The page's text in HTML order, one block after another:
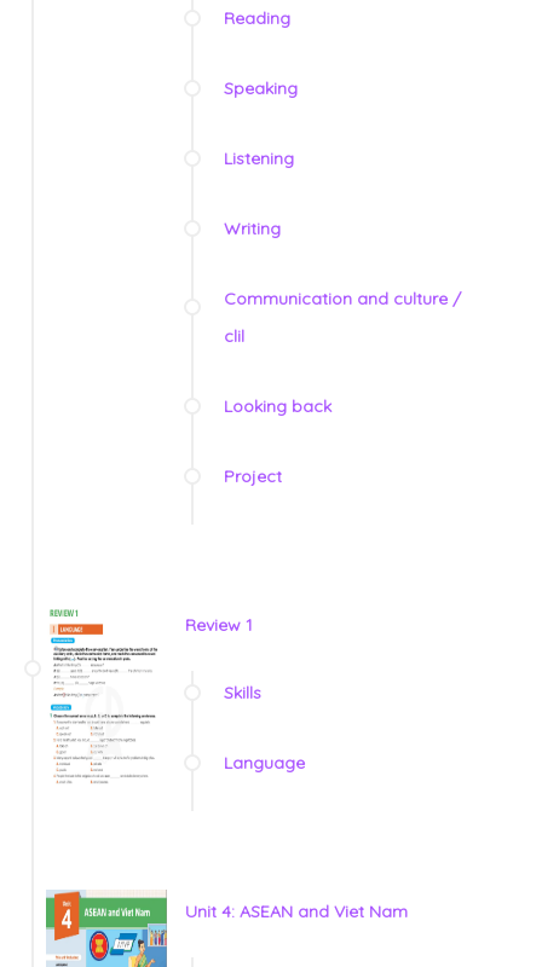
Reading
Speaking
Listening
Writing
Communication and culture /
clil
Looking back
Project
Review 1
Skills
Language
Unit 4: ASEAN and Viet Nam